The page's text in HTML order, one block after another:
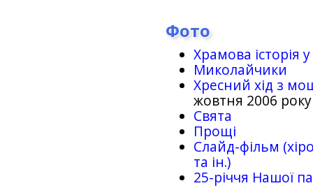
Фото
Храмова історія
Миколайчики
Хресний хід з
жовтня 2006 року
Свята
Прощі
Слайд-фільм
та ін.)
25-рiччя Нашої